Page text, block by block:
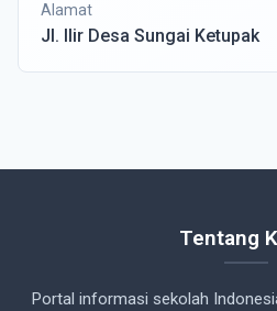
Alamat
Jl. Ilir Desa Sungai Ketupak
Tentang
Portal informasi sekolah